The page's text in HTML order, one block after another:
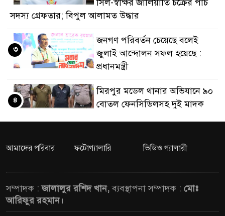
ডাকাতির প্রস্তুতিকালে
সিল-স্বাক্ষর জালিয়াতি চক্রের পাঁচ
সদস্য গ্রেফতার; বিপুল আলামত উদ্ধার
জনগণ পরিবর্তন চেয়েছে বলেই
জুলাই আন্দোলন সফল হয়েছে :
প্রধানমন্ত্রী
৩
মিরপুর মডেল থানার অভিযানে ৯০
বোতল ফেনসিডিলসহ দুই মাদক
৪
২৮ লাখ টাকার জাল নোটসহ
দুইজনকে গ্রেফতার করেছে গুলশান
৫
যেকোনো সময় বেনজীরের
৬
আমাদের পরিবার ফটোগ্যালারি ভিডিও গ্যালারী
সম্পাদক :জালালুর রশিদ খান,ব্যবস্থাপনা সম্পাদক : মোঃ
আরিফুর রহমান।